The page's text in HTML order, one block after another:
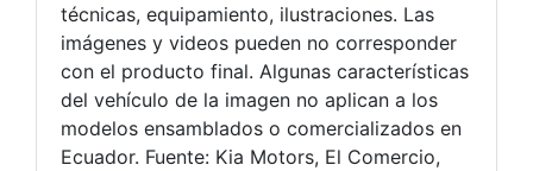
técnicas, equipamiento, ilustraciones. Las
imágenes y videos pueden no corresponder
con el producto final. Algunas características
del vehículo de la imagen no aplican a los
modelos ensamblados o comercializados en
Ecuador. Fuente: Kia Motors, El Comercio,